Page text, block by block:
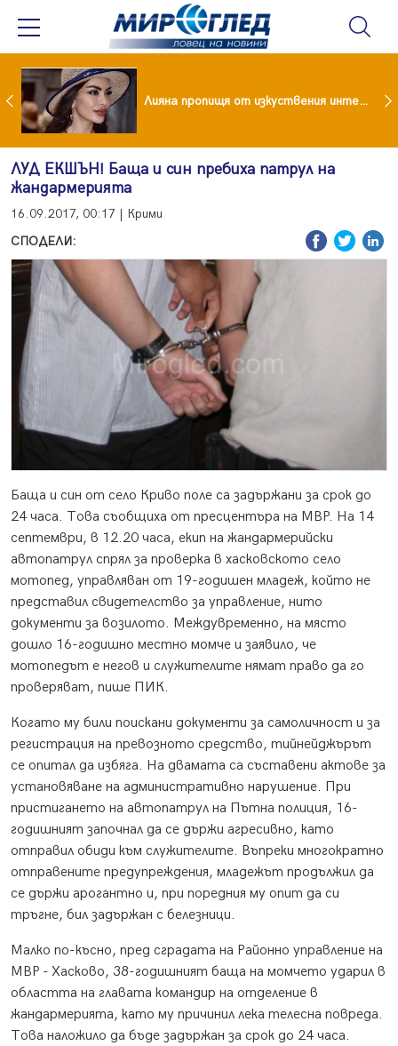
Популярен риалити герой заряза жена си заради друга Лияна пропищя от изкуствения интелект
ЛУД ЕКШЪН! Баща и син пребиха патрул на
жандармерията
16.09.2017, 00:17 | Крими
СПОДЕЛИ:
Баща и син от село Криво поле са задържани за срок до
24 часа. Това съобщиха от пресцентъра на МВР. На 14
септември, в 12.20 часа, екип на жандармерийски
автопатрул спрял за проверка в хасковското село
мотопед, управляван от 19-годишен младеж, който не
представил свидетелство за управление, нито
документи за возилото. Междувременно, на място
дошло 16-годишно местно момче и заявило, че
мотопедът е негов и служителите нямат право да го
проверяват, пише ПИК.
Когато му били поискани документи за самоличност и за
регистрация на превозното средство, тийнейджърът
се опитал да избяга. На двамата са съставени актове за
установяване на административно нарушение. При
пристигането на автопатрул на Пътна полиция, 16-
годишният започнал да се държи агресивно, като
отправил обиди към служителите. Въпреки многократно
отправените предупреждения, младежът продължил да
се държи арогантно и, при поредния му опит да си
тръгне, бил задържан с белезници.
Малко по-късно, пред сградата на Районно управление на
МВР - Хасково, 38-годишният баща на момчето ударил в
областта на главата командир на отделение в
жандармерията, като му причинил лека телесна повреда.
Това наложило да бъде задържан за срок до 24 часа.